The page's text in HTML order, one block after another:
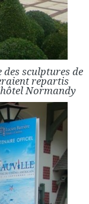
des sculptures de
repartis
Normandy